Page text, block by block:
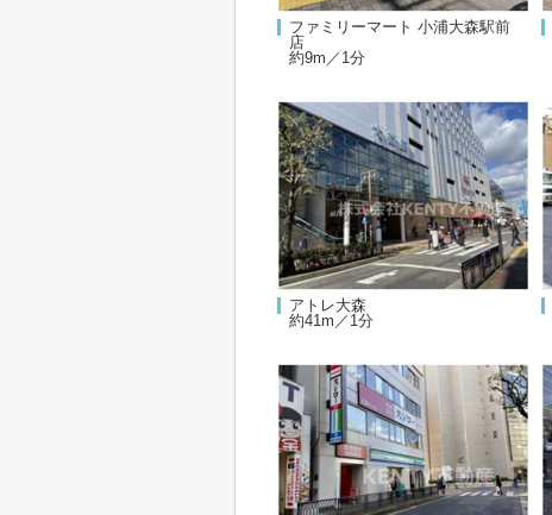
ファミリーマート 小浦大森駅前
店
約9m／1分
アトレ大森
約41m／1分